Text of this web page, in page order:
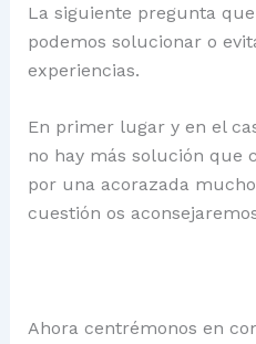
La siguiente pregunta
podemos solucionar o
experiencias.
En primer lugar y en el
no hay más solución que
por una acorazada
cuestión os
Ahora centrémonos en